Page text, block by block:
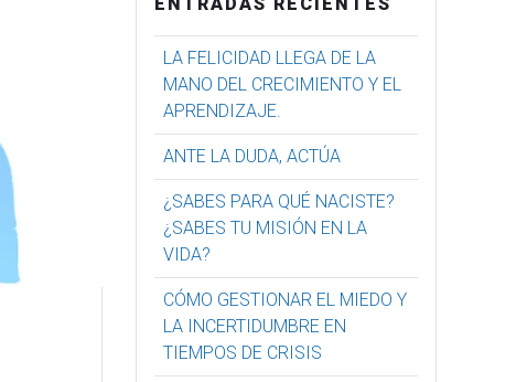
LA FELICIDAD LLEGA DE LA
MANO DEL CRECIMIENTO Y EL
APRENDIZAJE.
ANTE LA DUDA, ACTÚA
¿SABES PARA QUÉ NACISTE?
¿SABES TU MISIÓN EN LA
VIDA?
CÓMO GESTIONAR EL MIEDO Y
LA INCERTIDUMBRE EN
TIEMPOS DE CRISIS